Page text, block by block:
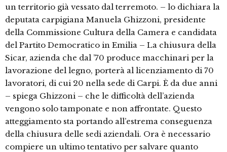
un territorio già vessato dal terremoto. – lo dichiara la
deputata carpigiana Manuela Ghizzoni, presidente
della Commissione Cultura della Camera e candidata
del Partito Democratico in Emilia – La chiusura della
Sicar, azienda che dal ’70 produce macchinari per la
lavorazione del legno, porterà al licenziamento di 70
lavoratori, di cui 20 nella sede di Carpi. È da due anni
– spiega Ghizzoni – che le difficoltà dell’azienda
vengono solo tamponate e non affrontate. Questo
atteggiamento sta portando all’estrema conseguenza
della chiusura delle sedi aziendali. Ora è necessario
compiere un ultimo tentativo per salvare quanto